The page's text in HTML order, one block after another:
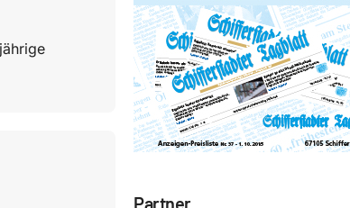
Partner